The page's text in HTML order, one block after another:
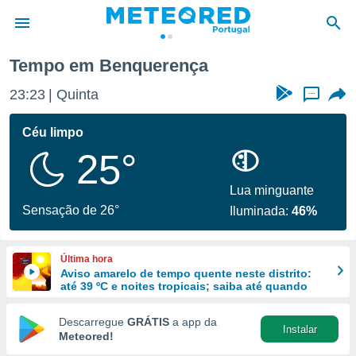
da
foi
fornecidas
a este
das
e
forma
digital
Tempo em Benquerença
23:23 Quinta ...
Céu limpo
25°
Sensação de 26°
Lua minguante
Iluminada:46%
Última hora
Aviso amarelo de tempo quente neste distrito:
até 39 ºC e noites tropicais; saiba até quando
Descarregue GRÁTIS a app da
Meteored!
Instalar